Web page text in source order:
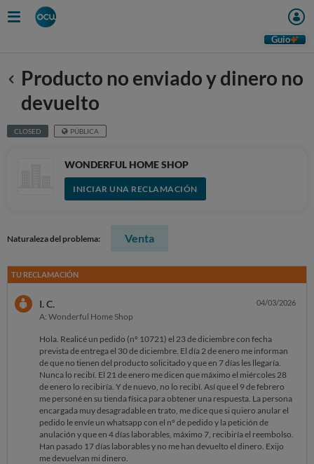
Guio
Anterior
Producto no enviado y dinero no
devuelto
CLOSED PÚBLICA
WONDERFUL HOME SHOP
INICIAR UNA RECLAMACIÓN
Naturaleza del problema: Venta
TU RECLAMACIÓN
I. C.
A: Wonderful Home Shop
04/03/2026
Hola. Realicé un pedido (nº 10721) el 23 de diciembre con fecha
prevista de entrega el 30 de diciembre. El día 2 de enero me informan
de que no tienen del producto solicitado y que en 7 días les llegaría.
Nunca lo recibí. El 21 de enero me dicen que máximo el miércoles 28
de enero lo recibiría. Y de nuevo, no lo recibí. Así que el 9 de febrero
me personé en su tienda física para obtener una respuesta. La persona
encargada muy desagradable en trato, me dice que si quiero anular el
pedido le envíe un whatsapp con el nº de pedido y la petición de
anulación y que en 4 días laborables, máximo 7, recibiría el reembolso.
Han pasado 17 días laborables y no me han devuelto el dinero. Exijo
me devuelvan mi dinero.